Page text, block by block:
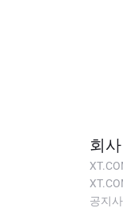
회사
공지